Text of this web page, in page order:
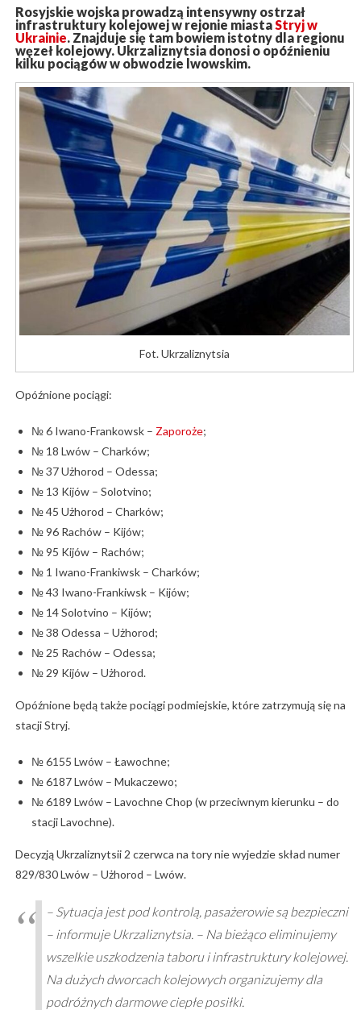
Rosyjskie wojska prowadzą intensywny ostrzał
infrastruktury kolejowej w rejonie miastaStryj w
Ukrainie. Znajduje się tam bowiem istotny dla regionu
węzeł kolejowy. Ukrzaliznytsia donosi o opóźnieniu
kilku pociągów w obwodzie lwowskim.
Fot. Ukrzaliznytsia
Opóźnione pociągi:
№ 6 Iwano-Frankowsk – Zaporoże;
№ 18 Lwów – Charków;
№ 37 Użhorod – Odessa;
№ 13 Kijów – Solotvino;
№ 45 Użhorod – Charków;
№ 96 Rachów – Kijów;
№ 95 Kijów – Rachów;
№ 1 Iwano-Frankiwsk – Charków;
№ 43 Iwano-Frankiwsk – Kijów;
№ 14 Solotvino – Kijów;
№ 38 Odessa – Użhorod;
№ 25 Rachów – Odessa;
№ 29 Kijów – Użhorod.
Opóźnione będą także pociągi podmiejskie, które zatrzymują się na
stacji Stryj.
№ 6155 Lwów – Ławochne;
№ 6187 Lwów – Mukaczewo;
№ 6189 Lwów – Lavochne Chop (w przeciwnym kierunku – do
stacji Lavochne).
Decyzją Ukrzaliznytsii 2 czerwca na tory nie wyjedzie skład numer
829/830 Lwów – Użhorod – Lwów.
– Sytuacja jest pod kontrolą, pasażerowie są bezpieczni
– informuje Ukrzaliznytsia. – Na bieżąco eliminujemy
wszelkie uszkodzenia taboru i infrastruktury kolejowej.
Na dużych dworcach kolejowych organizujemy dla
podróżnych darmowe ciepłe posiłki.